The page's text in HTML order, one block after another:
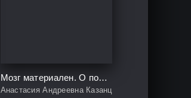
Мозг материален. О пользе томографа, транскраниального стимулятора и клеток улитки для понимания человеческого поведения
Анастасия Андреевна Казанцева